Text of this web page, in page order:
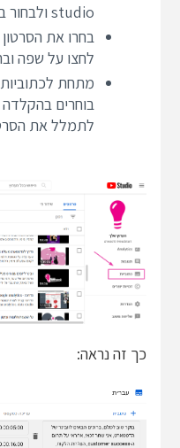
studio ולבחור באפשרות 'כתוביות'.
בחרו את
לחצו על שפה
מתחת
בוחרים בהקלדה
לתמלל את
כך זה נראה: